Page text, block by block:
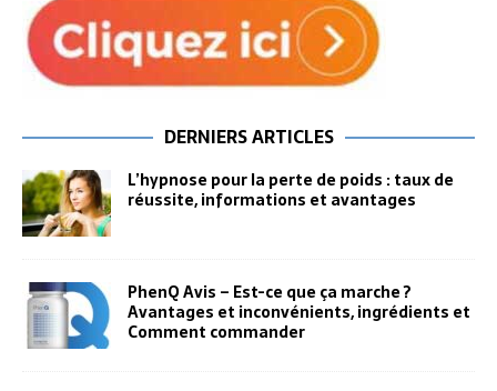
DERNIERS ARTICLES
L’hypnose pour la perte de poids : taux de
réussite, informations et avantages
PhenQ Avis – Est-ce que ça marche ?
Avantages et inconvénients, ingrédients et
Comment commander